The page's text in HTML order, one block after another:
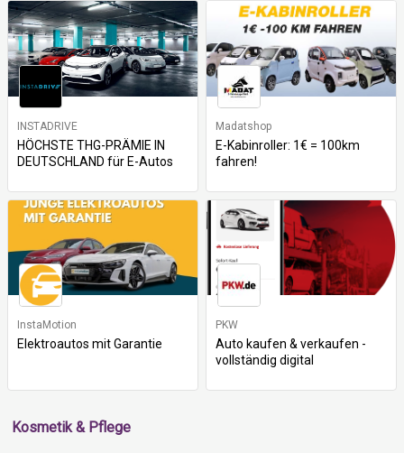
INSTADRIVE
HÖCHSTE THG-PRÄMIE IN
DEUTSCHLAND für E-Autos
Madatshop
E-Kabinroller: 1€ = 100km
fahren!
InstaMotion
Elektroautos mit Garantie
PKW
Auto kaufen & verkaufen -
vollständig digital
Kosmetik & Pflege